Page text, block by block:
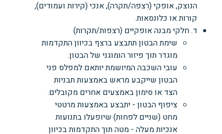
הנוצק, אופקי (רצפה/תקרה), אנכי (קירות ועמודים),
קורות או כלונסאות.
ד. חלקי מבנה אופקיים (רצפות/תקרות)
שימת הבטון תתבצע ברצף בכיוון התקדמות
מוגדר תוך פיזור הומוגני של הבטון.
עובי השכבה המיושמת יותאם למפלס פני
הבטון שייקבע מראש באמצעות תבניות
הצד או סימון באמצעים אחרים מקובלים.
ציפוף הבטון - יתבצע באמצעות מרטטי
מחט (שניים לפחות) שיופעלו בתנועות
אנכיות מעלה - מטה תוך התקדמות בכיוון